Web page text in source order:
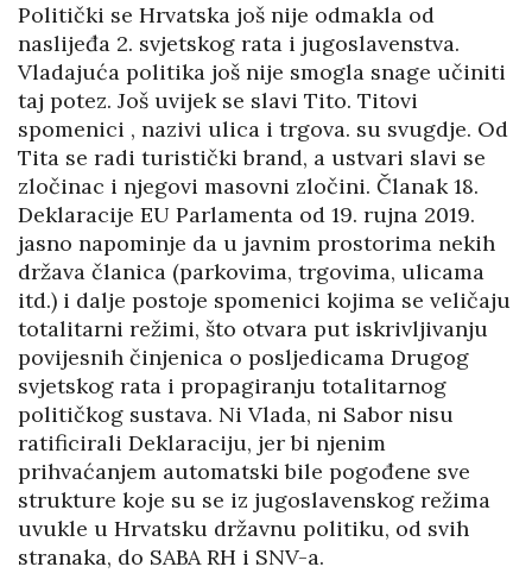
Politički se Hrvatska još nije odmakla od
naslijeđa 2. svjetskog rata i jugoslavenstva.
Vladajuća politika još nije smogla snage učiniti
taj potez. Još uvijek se slavi Tito. Titovi
spomenici , nazivi ulica i trgova. su svugdje. Od
Tita se radi turistički brand, a ustvari slavi se
zločinac i njegovi masovni zločini. Članak 18.
Deklaracije EU Parlamenta od 19. rujna 2019.
jasno napominje da u javnim prostorima nekih
država članica (parkovima, trgovima, ulicama
itd.) i dalje postoje spomenici kojima se veličaju
totalitarni režimi, što otvara put iskrivljivanju
povijesnih činjenica o posljedicama Drugog
svjetskog rata i propagiranju totalitarnog
političkog sustava. Ni Vlada, ni Sabor nisu
ratificirali Deklaraciju, jer bi njenim
prihvaćanjem automatski bile pogođene sve
strukture koje su se iz jugoslavenskog režima
uvukle u Hrvatsku državnu politiku, od svih
stranaka, do SABA RH i SNV-a.